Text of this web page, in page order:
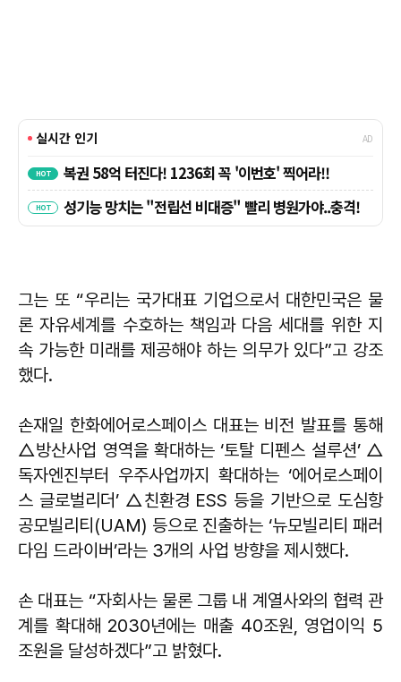
그는 또 “우리는 국가대표 기업으로서 대한민국은 물
론 자유세계를 수호하는 책임과 다음 세대를 위한 지
속 가능한 미래를 제공해야 하는 의무가 있다”고 강조
했다.
손재일 한화에어로스페이스 대표는 비전 발표를 통해
△방산사업 영역을 확대하는 ‘토탈 디펜스 설루션’ △
독자엔진부터 우주사업까지 확대하는 ‘에어로스페이
스 글로벌리더’ △친환경 ESS 등을 기반으로 도심항
공모빌리티(UAM) 등으로 진출하는 ‘뉴모빌리티 패러
다임 드라이버’라는 3개의 사업 방향을 제시했다.
손 대표는 “자회사는 물론 그룹 내 계열사와의 협력 관
계를 확대해 2030년에는 매출 40조원, 영업이익 5
조원을 달성하겠다”고 밝혔다.